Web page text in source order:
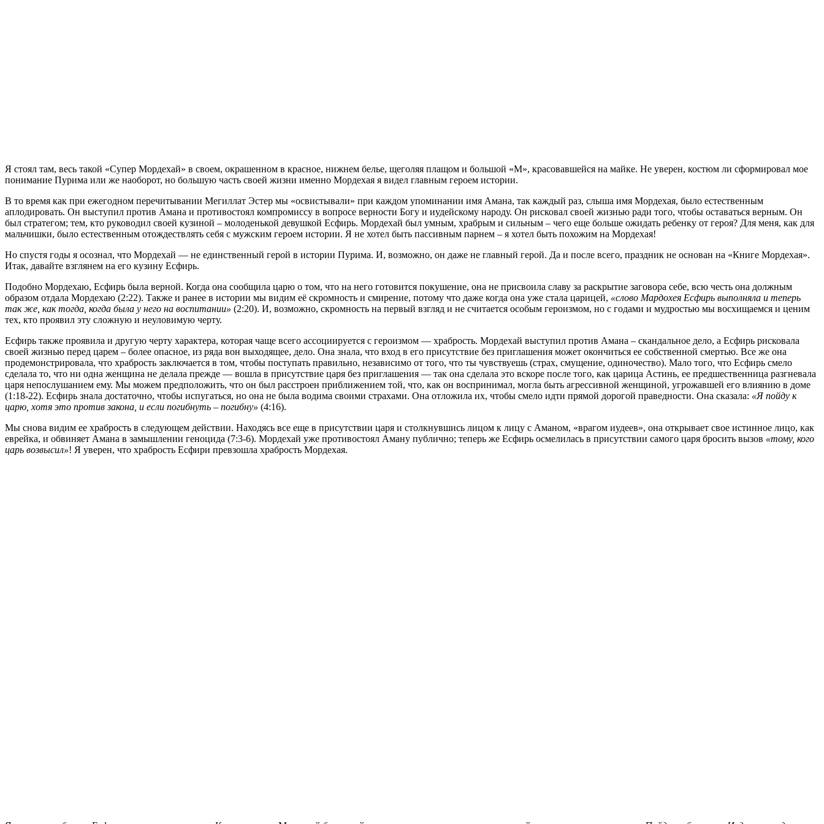
Я стоял там, весь такой «Супер Мордехай» в своем, окрашенном в красное, нижнем белье, щеголяя плащом и большой «М», красовавшейся на майке. Не уверен, костюм ли сформировал мое
понимание Пурима или же наоборот, но большую часть своей жизни именно Мордехая я видел главным героем истории.
В то время как при ежегодном перечитывании Мегиллат Эстер мы «освистывали» при каждом упоминании имя Амана, так каждый раз, слыша имя Мордехая, было естественным
аплодировать. Он выступил против Амана и противостоял компромиссу в вопросе верности Богу и иудейскому народу. Он рисковал своей жизнью ради того, чтобы оставаться верным. Он
был стратегом; тем, кто руководил своей кузиной – молоденькой девушкой Есфирь. Мордехай был умным, храбрым и сильным – чего еще больше ожидать ребенку от героя? Для меня, как для
мальчишки, было естественным отождествлять себя с мужским героем истории. Я не хотел быть пассивным парнем – я хотел быть похожим на Мордехая!
Но спустя годы я осознал, что Мордехай — не единственный герой в истории Пурима. И, возможно, он даже не главный герой. Да и после всего, праздник не основан на «Книге Мордехая».
Итак, давайте взглянем на его кузину Есфирь.
Подобно Мордехаю, Есфирь была верной. Когда она сообщила царю о том, что на него готовится покушение, она не присвоила славу за раскрытие заговора себе, всю честь она должным
образом отдала Мордехаю (2:22). Также и ранее в истории мы видим её скромность и смирение, потому что даже когда она уже стала царицей, «слово Мардохея Есфирь выполняла и теперь
так же, как тогда, когда была у него на воспитании» (2:20). И, возможно, скромность на первый взгляд и не считается особым героизмом, но с годами и мудростью мы восхищаемся и ценим
тех, кто проявил эту сложную и неуловимую черту.
Есфирь также проявила и другую черту характера, которая чаще всего ассоциируется с героизмом — храбрость. Мордехай выступил против Амана – скандальное дело, а Есфирь рисковала
своей жизнью перед царем – более опасное, из ряда вон выходящее, дело. Она знала, что вход в его присутствие без приглашения может окончиться ее собственной смертью. Все же она
продемонстрировала, что храбрость заключается в том, чтобы поступать правильно, независимо от того, что ты чувствуешь (страх, смущение, одиночество). Мало того, что Есфирь смело
сделала то, что ни одна женщина не делала прежде — вошла в присутствие царя без приглашения — так она сделала это вскоре после того, как царица Астинь, ее предшественница разгневала
царя непослушанием ему. Мы можем предположить, что он был расстроен приближением той, что, как он воспринимал, могла быть агрессивной женщиной, угрожавшей его влиянию в доме
(1:18-22). Есфирь знала достаточно, чтобы испугаться, но она не была водима своими страхами. Она отложила их, чтобы смело идти прямой дорогой праведности. Она сказала: «Я пойду к
царю, хотя это против закона, и если погибнуть – погибну» (4:16).
Мы снова видим ее храбрость в следующем действии. Находясь все еще в присутствии царя и столкнувшись лицом к лицу с Аманом, «врагом иудеев», она открывает свое истинное лицо, как
еврейка, и обвиняет Амана в замышлении геноцида (7:3-6). Мордехай уже противостоял Аману публично; теперь же Есфирь осмелилась в присутствии самого царя бросить вызов «тому, кого
царь возвысил»! Я уверен, что храбрость Есфири превзошла храбрость Мордехая.